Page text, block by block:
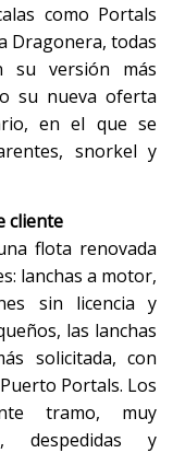
como Portals
Dragonera, todas
su versión más
su nueva oferta
en el que se
snorkel y
cliente
flota renovada
lanchas a motor,
sin licencia y
las lanchas
solicitada, con
Portals. Los
tramo, muy
despedidas y